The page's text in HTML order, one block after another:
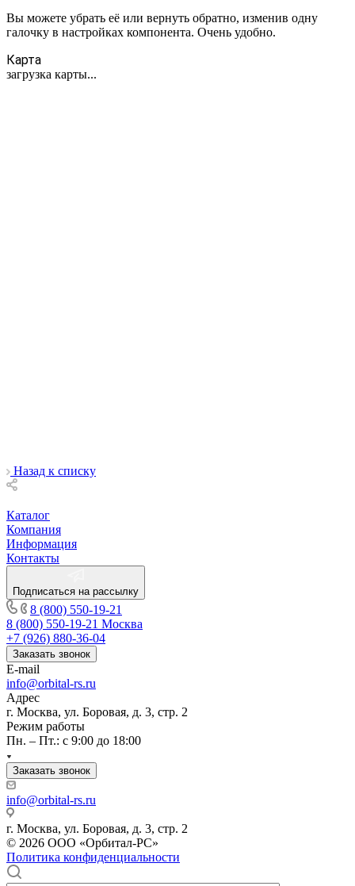
Вы можете убрать её или вернуть обратно, изменив одну
галочку в настройках компонента. Очень удобно.
Карта
загрузка карты...
Назад к списку
Каталог
Компания
Информация
Контакты
Подписаться на рассылку
8 (800) 550-19-21
8 (800) 550-19-21 Москва
+7 (926) 880-36-04
Заказать звонок
E-mail
info@orbital-rs.ru
Адрес
г. Москва, ул. Боровая, д. 3, стр. 2
Режим работы
Пн. – Пт.: с 9:00 до 18:00
Заказать звонок
info@orbital-rs.ru
г. Москва, ул. Боровая, д. 3, стр. 2
© 2026 ООО «Орбитал-РС»
Политика конфиденциальности